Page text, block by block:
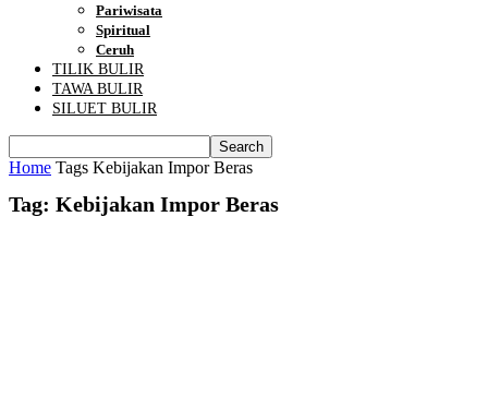
Pariwisata
Spiritual
Ceruh
TILIK BULIR
TAWA BULIR
SILUET BULIR
Home Tags Kebijakan Impor Beras
Tag: Kebijakan Impor Beras